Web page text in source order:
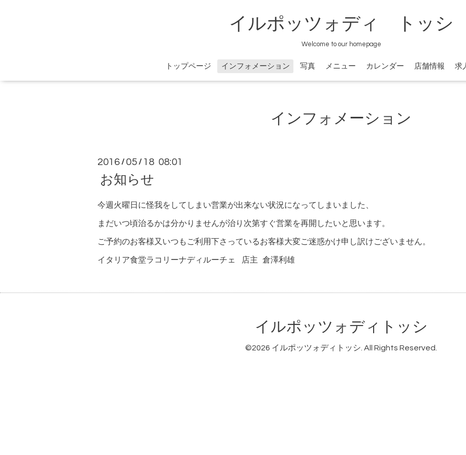
イルポッツォディ トッシ
Welcome to our homepage
トップページ インフォメーション 写真 メニュー カレンダー 店舗情報 求
インフォメーション
2016 / 05 / 18 08:01
お知らせ
今週火曜日に怪我をしてしまい営業が出来ない状況になってしまいました、
まだいつ頃治るかは分かりませんが治り次第すぐ営業を再開したいと思います。
ご予約のお客様又いつもご利用下さっているお客様大変ご迷惑かけ申し訳けございません。
イタリア食堂ラコリーナディルーチェ 店主 倉澤利雄
イルポッツォディトッシ
©2026 イルポッツォディトッシ . All Rights Reserved.